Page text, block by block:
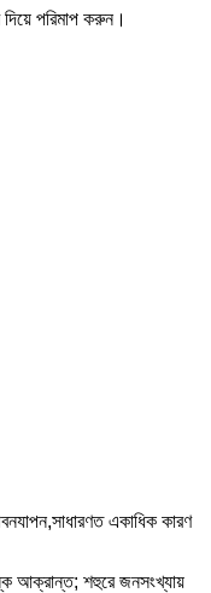
দিয়ে পরিমাপ করুন।
একাধিক কারণ
আক্রান্ত; শহুরে জনসংখ্যায়